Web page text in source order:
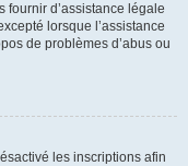
fournir d’assistance légale
lorsque l’assistance
de problèmes d’abus ou
les inscriptions afin